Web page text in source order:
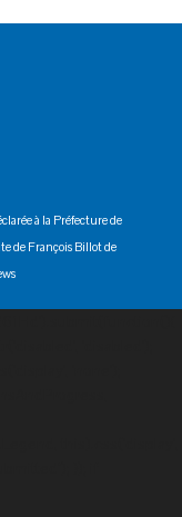
à la Préfecture de
de François Billot de